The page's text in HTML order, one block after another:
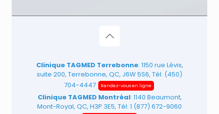
Clinique TAGMED Terrebonne: 1150 rue Lévis,
suite 200, Terrebonne, QC, J6W 5S6, Tél: (450)
704-4447
Rendez-vous en ligne
Clinique TAGMED Montréal: 1140 Beaumont,
Mont-Royal, QC, H3P 3E5, Tél: 1 (877) 672-9060